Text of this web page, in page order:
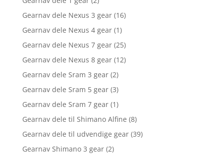
Gearnav dele Nexus 3 gear (16)
Gearnav dele Nexus 4 gear (1)
Gearnav dele Nexus 7 gear (25)
Gearnav dele Nexus 8 gear (12)
Gearnav dele Sram 3 gear (2)
Gearnav dele Sram 5 gear (3)
Gearnav dele Sram 7 gear (1)
Gearnav dele til Shimano Alfine (8)
Gearnav dele til udvendige gear (39)
Gearnav Shimano 3 gear (2)